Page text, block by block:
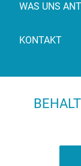
WAS UNS
KONTAKT